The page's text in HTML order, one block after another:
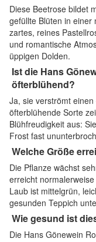
Diese Beetrose bildet
gefüllte Blüten in einer
zartes, reines
und romantische
üppigen Dolden.
Ist die Hans
öfterblühend?
Ja, sie verströmt
öfterblühende Sorte
Blühfreudigkeit aus:
Frost fast
Welche Größe
Die Pflanze wächst
erreicht
Laub ist mittelgrün,
gesunden Teppich
Wie gesund ist
Die Hans Gönewein